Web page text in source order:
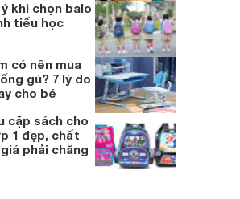
khi chọn balo
tiểu học
có nên mua
gù? 7 lý do
cho bé
cặp sách cho
1 đẹp, chất
phải chăng